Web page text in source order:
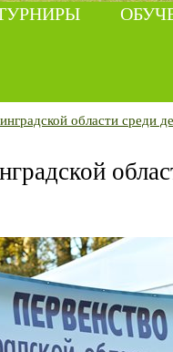
области среди